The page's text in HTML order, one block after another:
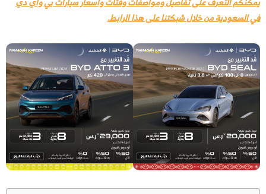
في السعودية من خلال شبكتنا على هذا الرابط.